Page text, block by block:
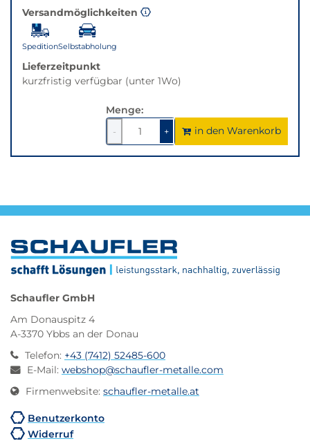
Variante.
Versandmöglichkeiten
SpeditionSelbstabholung
Lieferzeitpunkt
kurzfristig verfügbar (unter 1Wo)
Menge:
-
1
verringern
+1um
1
erhöhen
in den Warenkorb
Schaufler GmbH
Am Donauspitz 4
A-3370 Ybbs an der Donau
Telefon: +43 (7412) 52485-600
E-Mail: webshop@schaufler-metalle.com
Firmenwebsite: schaufler-metalle.at
Benutzerkonto
Widerruf